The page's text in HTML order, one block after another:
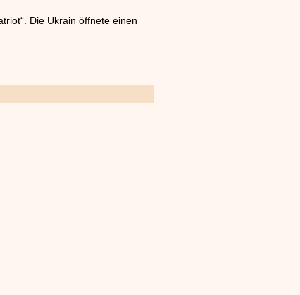
Die Ukrain öffnete einen